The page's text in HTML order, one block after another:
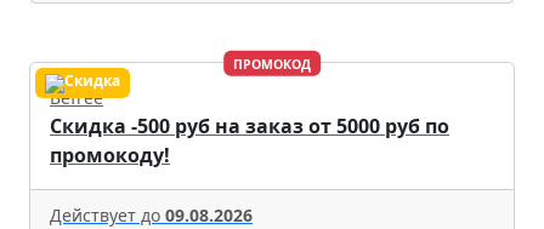
ПРОМОКОД
Befree
Скидка -500 руб на заказ от 5000 руб по
промокоду!
Действует до 09.08.2026